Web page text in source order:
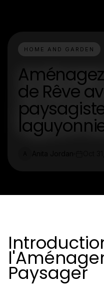
HOME AND GARDEN
de Rêve
Paysager